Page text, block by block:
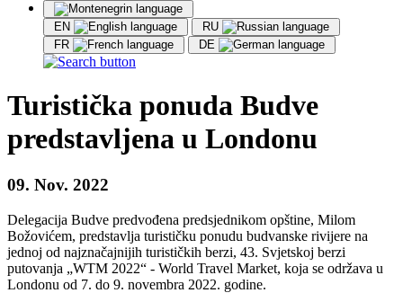
EN
RU
FR
DE
Turistička ponuda Budve
predstavljena u Londonu
09. Nov. 2022
Delegacija Budve predvođena predsjednikom opštine, Milom
Božovićem, predstavlja turističku ponudu budvanske rivijere na
jednoj od najznačajnijih turističkih berzi, 43. Svjetskoj berzi
putovanja „WTM 2022“ - World Travel Market, koja se održava u
Londonu od 7. do 9. novembra 2022. godine.